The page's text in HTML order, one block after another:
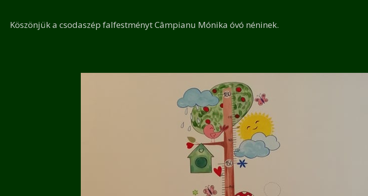
Köszönjük a csodaszép falfestményt Câmpianu Mónika óvó néninek.